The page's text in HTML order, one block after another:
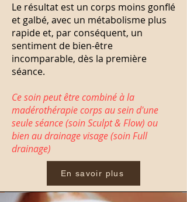
Le résultat est un corps moins gonflé
et galbé, avec un métabolisme plus
rapide et, par conséquent, un
sentiment de bien-être
incomparable, dès la première
séance.
Ce soin peut être combiné à la
madérothérapie corps au sein d'une
seule séance (soin Sculpt & Flow) ou
bien au drainage visage (soin Full
drainage)
En savoir plus